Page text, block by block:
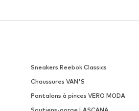
Sneakers Reebok Classics
Chaussures VAN'S
Pantalons à pinces VERO MODA